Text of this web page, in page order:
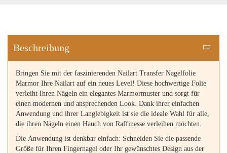
Beschreibung
Bringen Sie mit der faszinierenden Nailart Transfer Nagelfolie
Marmor Ihre Nailart auf ein neues Level! Diese hochwertige Folie
verleiht Ihren Nägeln ein elegantes Marmormuster und sorgt für
einen modernen und ansprechenden Look. Dank ihrer einfachen
Anwendung und ihrer Langlebigkeit ist sie die ideale Wahl für alle,
die ihren Nägeln einen Hauch von Raffinesse verleihen möchten.
Die Anwendung ist denkbar einfach: Schneiden Sie die passende
Größe für Ihren Fingernagel oder Ihr gewünschtes Design aus der